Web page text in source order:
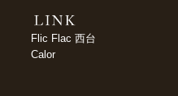
Flic Flac 西台
Calor